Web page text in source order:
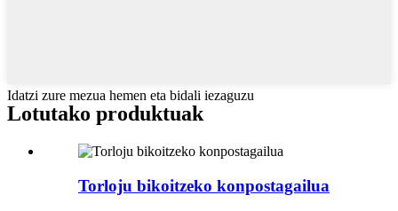
Idatzi zure mezua hemen eta bidali iezaguzu
Lotutako produktuak
Torloju bikoitzeko konpostagailua